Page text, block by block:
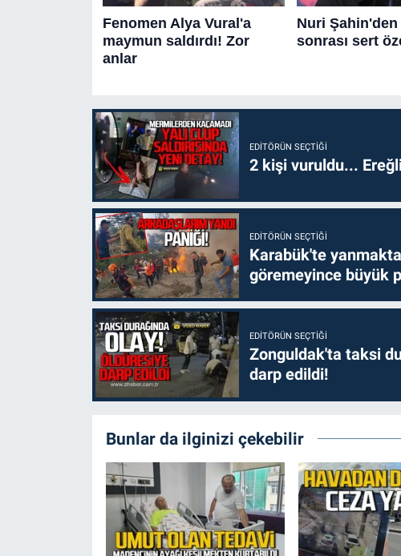
EDITÖRÜN SEÇTIĞI
2 kişi vuruldu... Ereğli
EDITÖRÜN SEÇTIĞI
Karabük'te
göremeyince büyük
EDITÖRÜN SEÇTIĞI
Zonguldak'ta taksi
darp edildi!
Bunlar da ilginizi çekebilir